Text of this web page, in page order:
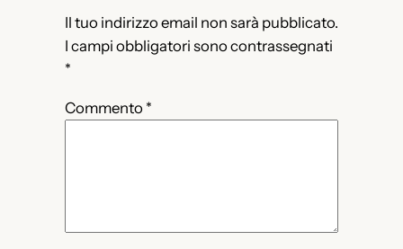
Il tuo indirizzo email non sarà pubblicato.
I campi obbligatori sono contrassegnati
*
Commento *